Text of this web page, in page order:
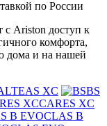
Ariston доступ к
комфорта,
дома и на нашей
XC
BS
CARES XC
CLAS B